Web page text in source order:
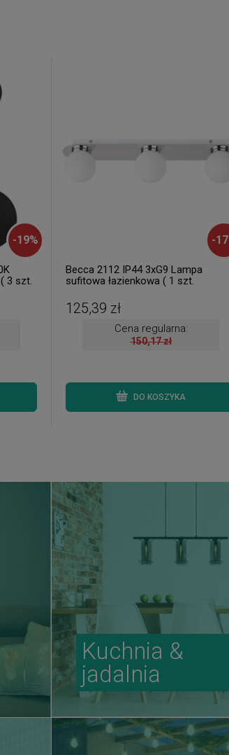
-19%
3 szt.
-17
Becca 2112 IP44 3xG9 Lampa
sufitowa łazienkowa ( 1 szt.
125,39 zł
Cena regularna:
150,17 zł
DO KOSZYKA
Kuchnia &
jadalnia